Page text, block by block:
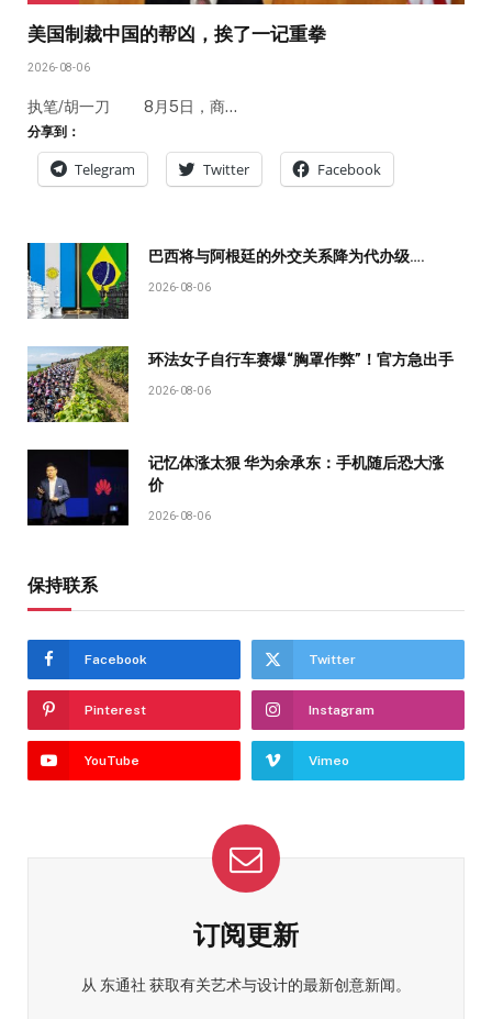
美国制裁中国的帮凶，挨了一记重拳
2026-08-06
执笔/胡一刀 8月5日，商…
分享到：
Telegram Twitter Facebook
巴西将与阿根廷的外交关系降为代办级….
2026-08-06
环法女子自行车赛爆“胸罩作弊”！官方急出手
2026-08-06
记忆体涨太狠 华为余承东：手机随后恐大涨
价
2026-08-06
保持联系
Facebook Twitter
Pinterest Instagram
YouTube Vimeo
订阅更新
从 东通社 获取有关艺术与设计的最新创意新闻。